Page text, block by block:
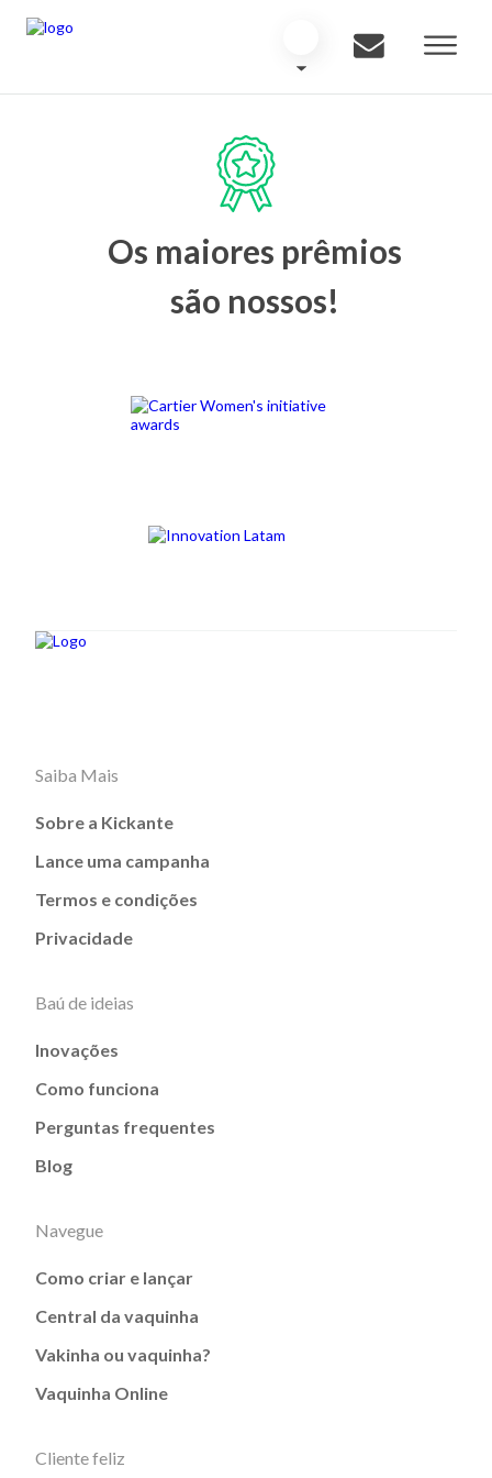
Os maiores prêmios
são nossos!
Saiba Mais
Sobre a Kickante
Lance uma campanha
Termos e condições
Privacidade
Baú de ideias
Inovações
Como funciona
Perguntas frequentes
Blog
Navegue
Como criar e lançar
Central da vaquinha
Vakinha ou vaquinha?
Vaquinha Online
Cliente feliz